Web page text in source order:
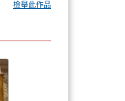
檢舉此作品